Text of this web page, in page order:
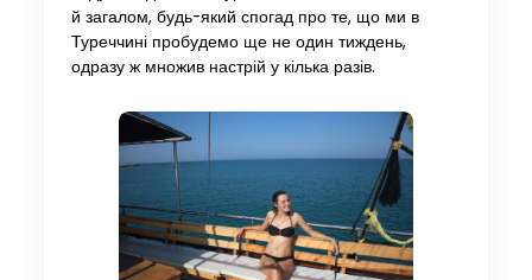
й загалом, будь-який спогад про те, що ми в
Туреччині пробудемо ще не один тиждень,
одразу ж множив настрій у кілька разів.